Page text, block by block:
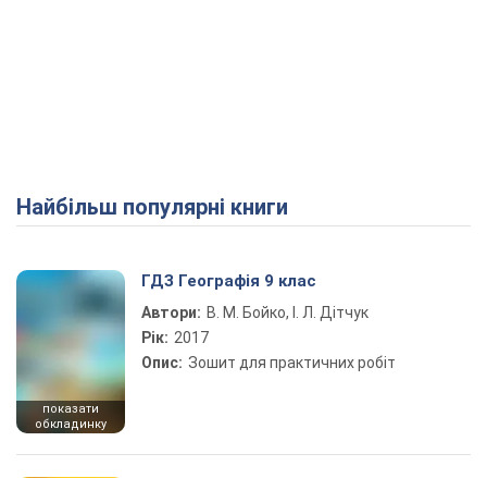
Найбільш популярні книги
показати
обкладинку
ГДЗ Географія 9 клас
Автори: В. М. Бойко, І. Л. Дітчук
Рік: 2017
Опис: Зошит для практичних робіт